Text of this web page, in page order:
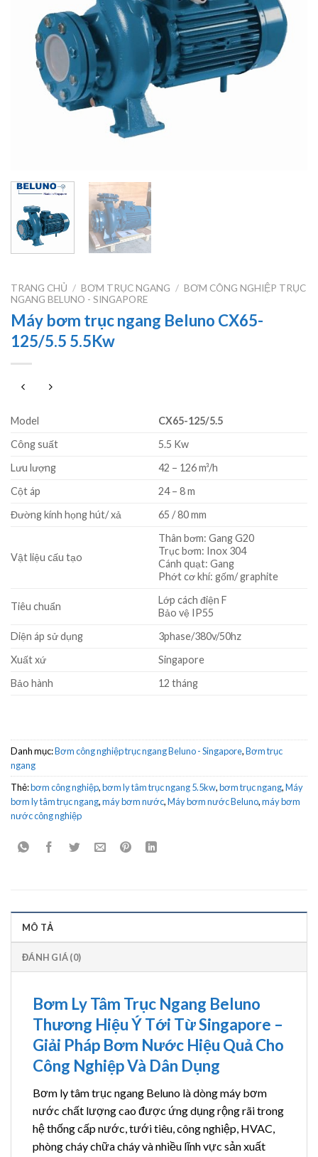
TRANG CHỦ / BƠM TRỤC NGANG / BƠM CÔNG NGHIỆP TRỤC
NGANG BELUNO - SINGAPORE
Máy bơm trục ngang Beluno CX65-
125/5.5 5.5Kw
Model
CX65-125/5.5
Công suất
5.5 Kw
Lưu lượng
42 – 126 m³/h
Cột áp
24 – 8 m
Đường kính họng hút/ xả
65 / 80 mm
Vật liệu cấu tạo
Thân bơm: Gang G20
Trục bơm: Inox 304
Cánh quạt: Gang
Phớt cơ khí: gốm/ graphite
Tiêu chuẩn
Lớp cách điện F
Bảo vệ IP55
Diện áp sử dụng
3phase/380v/50hz
Xuất xứ
Singapore
Bảo hành
12 tháng
Danh mục:Bơm công nghiệp trục ngang Beluno - Singapore,Bơm trục
ngang
Thẻ:bơm công nghiệp,bơm ly tâm trục ngang 5.5kw,bơm trục ngang,Máy
bơm ly tâm trục ngang,máy bơm nước,Máy bơm nước Beluno,máy bơm
nước công nghiệp
MÔ TẢ
ĐÁNH GIÁ (0)
Bơm Ly Tâm Trục Ngang Beluno
Thương Hiệu Ý Tới Từ Singapore –
Giải Pháp Bơm Nước Hiệu Quả Cho
Công Nghiệp Và Dân Dụng
Bơm ly tâm trục ngang Beluno là dòng máy bơm
nước chất lượng cao được ứng dụng rộng rãi trong
hệ thống cấp nước, tưới tiêu, công nghiệp, HVAC,
phòng cháy chữa cháy và nhiều lĩnh vực sản xuất